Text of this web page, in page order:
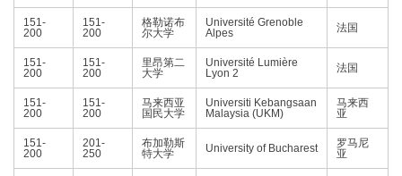
151-
200
151-
200
格勒诺布
尔大学
Université Grenoble
Alpes
法国
151-
200
151-
200
里昂第二
大学
Université Lumière
Lyon 2
法国
151-
200
151-
200
马来西亚
国民大学
Universiti Kebangsaan
Malaysia (UKM)
马来西
亚
151-
200
201-
250
布加勒斯
特大学
University of Bucharest
罗马尼
亚